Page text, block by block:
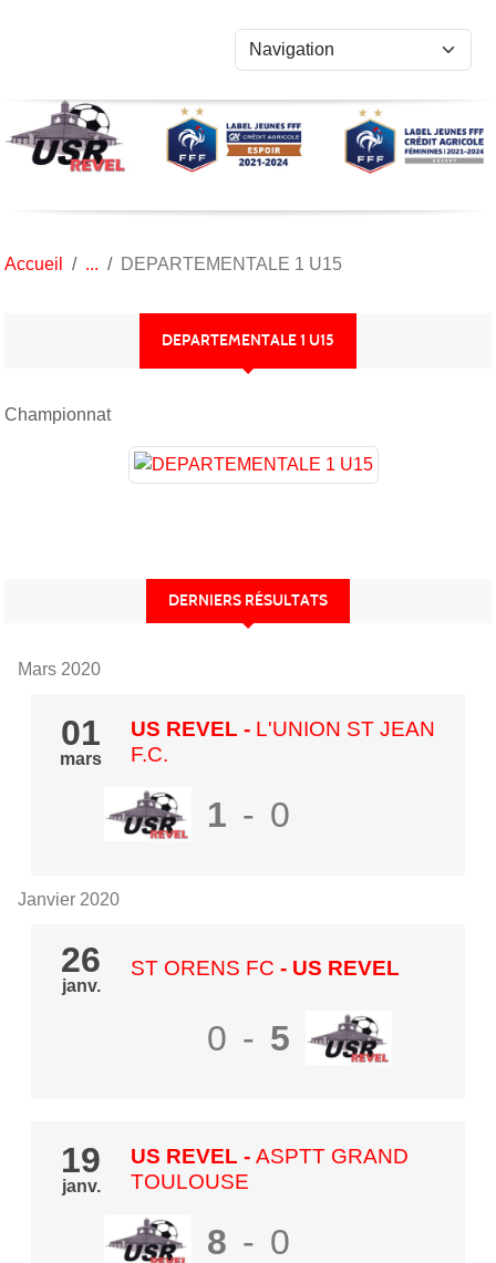
Accueil DEPARTEMENTALE 1 U15
DEPARTEMENTALE 1 U15
Championnat
DERNIERS RÉSULTATS
Mars 2020
01
mars
US REVEL - L'UNION ST JEAN
F.C.
1 - 0
Janvier 2020
26
janv.
ST ORENS FC - US REVEL
0 - 5
19
janv.
US REVEL - ASPTT GRAND
TOULOUSE
8 - 0